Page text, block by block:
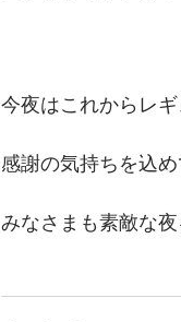
今夜はこれからレ
感謝の気持ちを込
みなさまも素敵な夜